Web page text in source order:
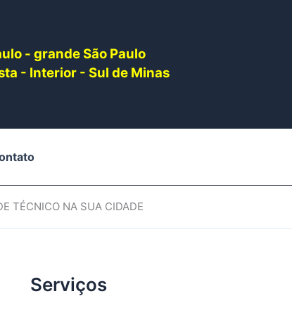
- grande São Paulo
- Interior - Sul de Minas
TÉCNICO NA SUA CIDADE
Serviços